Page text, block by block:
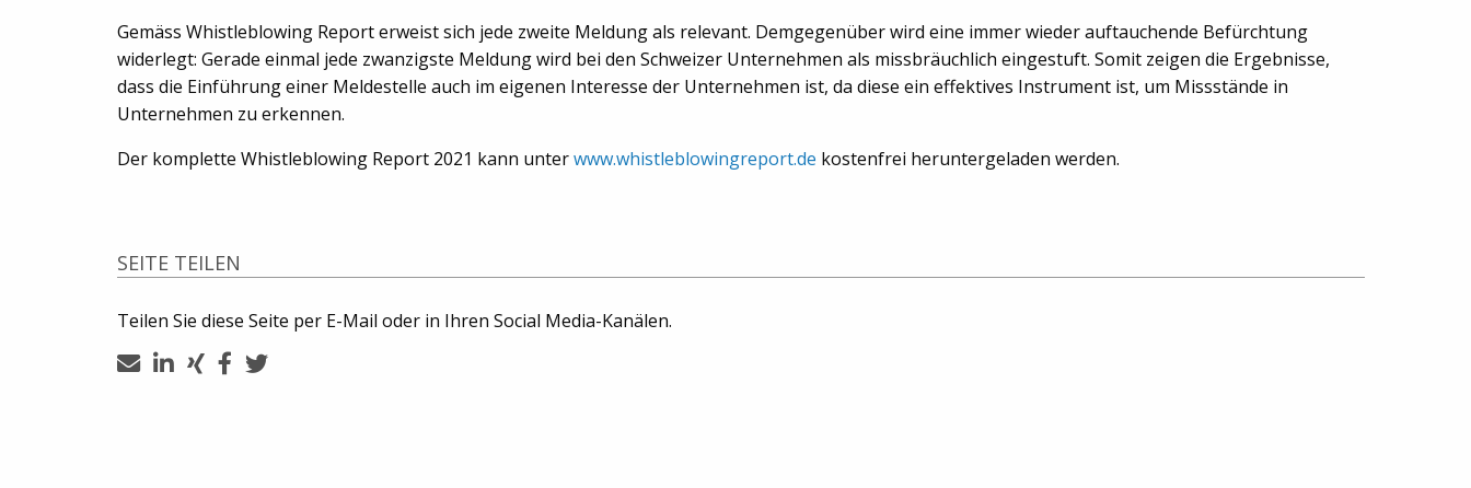
Gemäss Whistleblowing Report erweist sich jede zweite Meldung als relevant. Demgegenüber wird eine immer wieder auftauchende Befürchtung
widerlegt: Gerade einmal jede zwanzigste Meldung wird bei den Schweizer Unternehmen als missbräuchlich eingestuft. Somit zeigen die Ergebnisse,
dass die Einführung einer Meldestelle auch im eigenen Interesse der Unternehmen ist, da diese ein effektives Instrument ist, um Missstände in
Unternehmen zu erkennen.
Der komplette Whistleblowing Report 2021 kann unterwww.whistleblowingreport.de kostenfrei heruntergeladen werden.
SEITE TEILEN
Teilen Sie diese Seite per E-Mail oder in Ihren Social Media-Kanälen.